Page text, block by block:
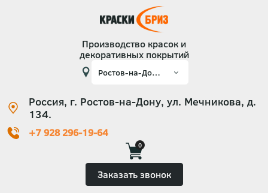
Производство красок и
декоративных покрытий
Россия, г. Ростов-на-Дону, ул. Мечникова, д.
134.
+7 928 296-19-64
0
Заказать звонок